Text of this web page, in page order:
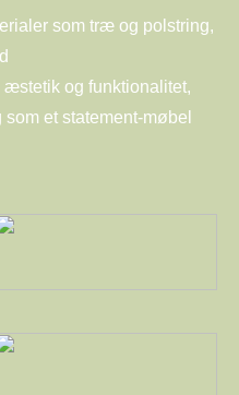
som træ og polstring,
æstetik og funktionalitet,
et statement-møbel